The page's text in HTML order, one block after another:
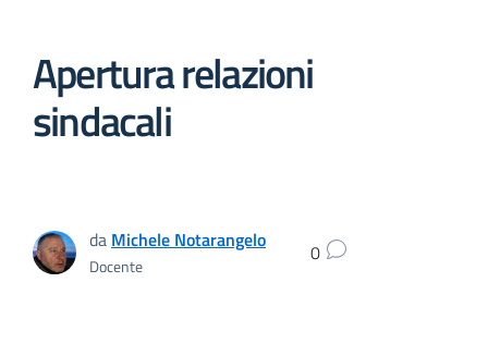
Apertura relazioni
sindacali
da Michele Notarangelo
Docente 0